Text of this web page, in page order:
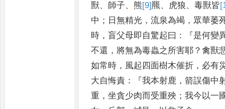
獸、 師子、 熊[9]羆、 虎狼、毒獸皆
中 ； 日無精光 ，流泉為竭 ， 眾華萎
時 ，盲父母即自驚起曰 ：『 是何變
不還 ， 將無為毒蟲之所害耶 ？禽獸
如常時 ， 風起四面樹木催折 ， 必有
大自悔責 ：『我本射鹿 ，箭誤傷中
重 ，坐貪少肉而受重殃 ；我今以一